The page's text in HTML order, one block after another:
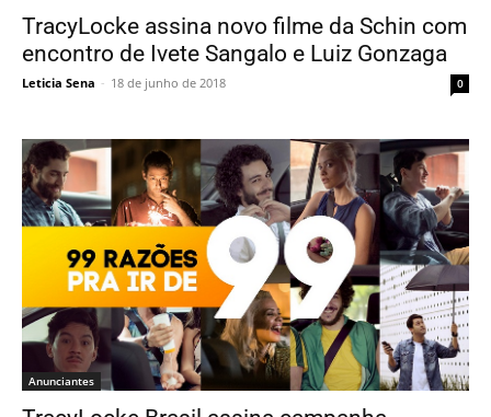
TracyLocke assina novo filme da Schin com
encontro de Ivete Sangalo e Luiz Gonzaga
Leticia Sena - 18 de junho de 2018 0
Anunciantes